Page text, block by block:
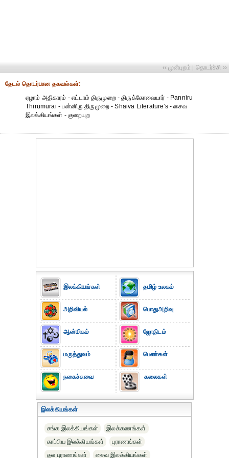
‹‹ முன்புறம் | தொடர்ச்சி ››
தேட‌ல் தொட‌ர்பான தகவ‌ல்க‌ள்:
ஏழாம் அதிகாரம் - எட்டாம் திருமுறை - திருக்கோவையார் - Panniru
Thirumurai - பன்னிரு திருமுறை - Shaiva Literature's - சைவ
இலக்கியங்கள் - குறையுற
இலக்கியங்கள்
அறிவியல்
ஆன்மிகம்
மருத்துவம்
நகைச்சுவை
தமிழ் உலகம்
பொதுஅறிவு
ஜோதிடம்
பெண்கள்
கலைகள்
இலக்கியங்கள்
சங்க இலக்கியங்கள்
இலக்கணங்கள்
காப்பிய இலக்கியங்கள்
புராணங்கள்
தல புராணங்கள்
சைவ இலக்கியங்கள்